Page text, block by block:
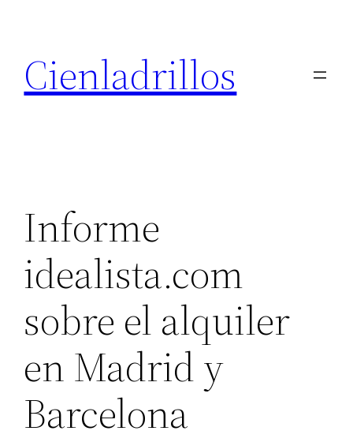
contenido
Cienladrillos
Informe
idealista.com
sobre el alquiler
en Madrid y
Barcelona